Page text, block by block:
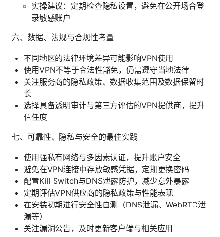
实操建议：定期检查隐私设置，避免在公开场合登
录敏感账户
六、数据、法规与合规性考量
不同地区的法律环境差异可能影响VPN使用
使用VPN不等于合法性豁免，仍需遵守当地法律
关注服务商的隐私政策、数据收集范围及数据保留时
长
选择具备透明审计与第三方评估的VPN提供商，提升
信任度
七、可靠性、隐私与安全的最佳实践
使用强私有网络与多因素认证，提升账户安全
避免在VPN连接中存放敏感凭据，定期更换密码
配置Kill Switch与DNS泄露防护，减少意外暴露
定期评估VPN供应商的隐私政策与性能表现
在安装初期进行安全性自测（DNS泄漏、WebRTC泄
漏等）
关注漏洞公告，及时更新客户端与相关应用